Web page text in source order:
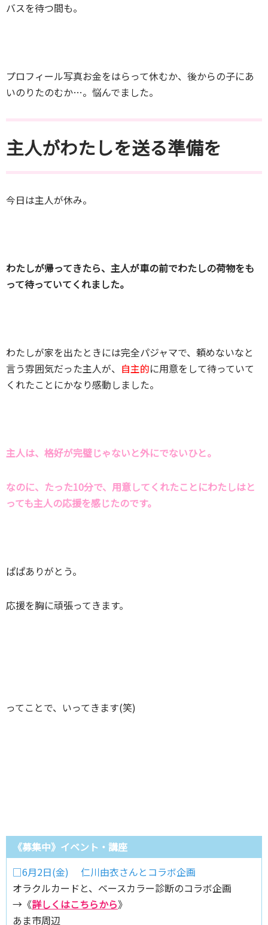
バスを待つ間も。
プロフィール写真お金をはらって休むか、後からの子にあ
いのりたのむか…。悩んでました。
主人がわたしを送る準備を
今日は主人が休み。
わたしが帰ってきたら、主人が車の前でわたしの荷物をも
って待っていてくれました。
わたしが家を出たときには完全パジャマで、頼めないなと
言う雰囲気だった主人が、 自主的に用意をして待っていて
くれたことにかなり感動しました。
主人は、格好が完璧じゃないと外にでないひと。
なのに、たった10分で、用意してくれたことにわたしはと
っても主人の応援を感じたのです。
ぱぱありがとう。
応援を胸に頑張ってきます。
ってことで、いってきます(笑)
《募集中》イベント・講座
□6月2日(金) 仁川由衣さんとコラボ企画
オラクルカードと、ベースカラー診断のコラボ企画
→《詳しくはこちらから》
あま市周辺